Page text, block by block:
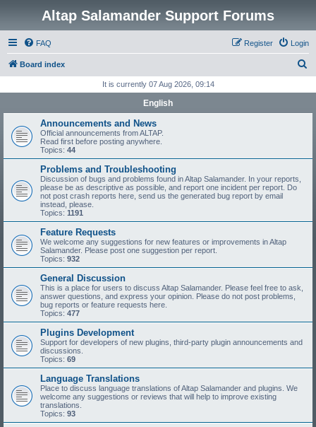
Altap Salamander Support Forums
FAQ Login
Register
Board index
r
It is currently 07 Aug 2026, 09:14
English
Announcements and News
Official announcements from ALTAP.
Read first before posting anywhere.
Topics: 44
Problems and Troubleshooting
Discussion of bugs and problems found in Altap Salamander. In your reports,
please be as descriptive as possible, and report one incident per report. Do
not post crash reports here, send us the generated bug report by email
instead, please.
Topics: 1191
Feature Requests
We welcome any suggestions for new features or improvements in Altap
Salamander. Please post one suggestion per report.
Topics: 932
General Discussion
This is a place for users to discuss Altap Salamander. Please feel free to ask,
answer questions, and express your opinion. Please do not post problems,
bug reports or feature requests here.
Topics: 477
Plugins Development
Support for developers of new plugins, third-party plugin announcements and
discussions.
Topics: 69
Language Translations
Place to discuss language translations of Altap Salamander and plugins. We
welcome any suggestions or reviews that will help to improve existing
translations.
Topics: 93